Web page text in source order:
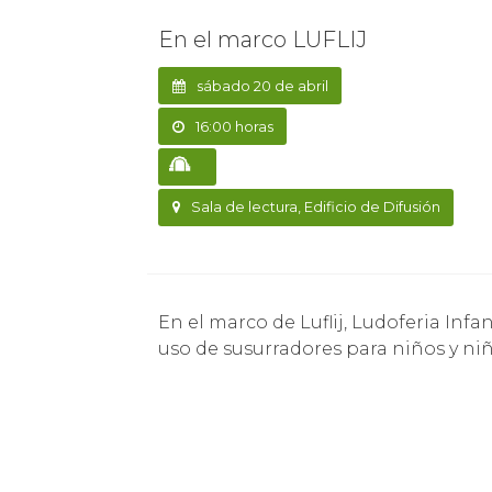
En el marco LUFLIJ
sábado 20 de abril
16:00 horas
Sala de lectura, Edificio de Difusión
En el marco de Luflij, Ludoferia Infantil y Juvenil, se realizará un taller de construcción y
uso de susurradores para niños y